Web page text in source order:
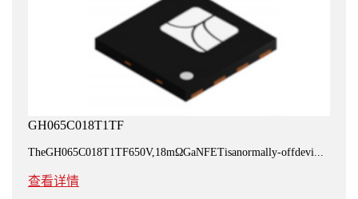
GH065C018T1TF
TheGH065C018T1TF650V,18mΩGaNFETisanormally-offdevi...
查看详情